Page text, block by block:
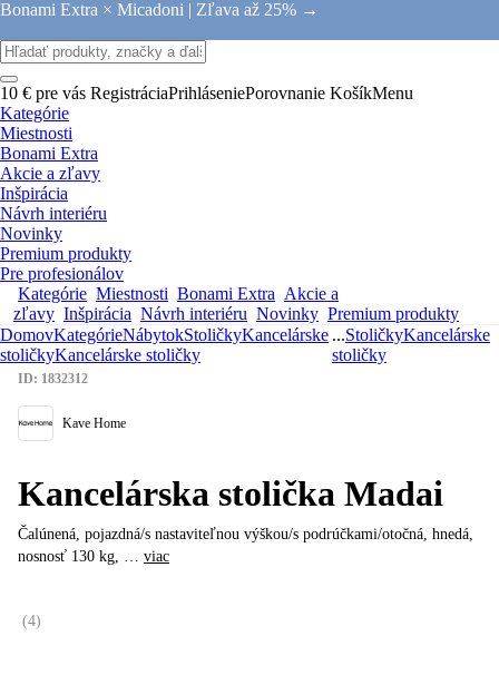
Bonami Extra × Micadoni | Zľava až 25% →
10 € pre vás RegistráciaPrihláseniePorovnanie KošíkMenu
Kategórie
Miestnosti
Bonami Extra
Akcie a zľavy
Inšpirácia
Návrh interiéru
Novinky
Premium produkty
Pre profesionálov
Kategórie Miestnosti Bonami Extra Akcie a
zľavy Inšpirácia Návrh interiéru Novinky Premium produkty
DomovKategórieNábytokStoličkyKancelárske
stoličkyKancelárske stoličky
...StoličkyKancelárske
stoličky
ID: 1832312
Kave Home
Kancelárska stolička Madai
Čalúnená, pojazdná/s nastaviteľnou výškou/s podrúčkami/otočná, hnedá,
nosnosť 130 kg, … viac
(4)